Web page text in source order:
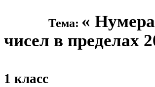
Тема: «
чисел в пределах
1 класс